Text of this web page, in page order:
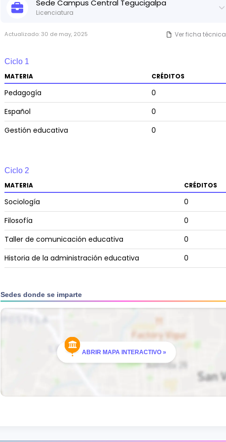
Sede Campus Central Tegucigalpa
Licenciatura
Actualizado: 30 de may, 2025 Ver ficha técnica
Ciclo 1
MATERIA
CRÉDITOS
Pedagogía
0
Español
0
Gestión educativa
0
Ciclo 2
MATERIA
CRÉDITOS
Sociología
0
Filosofía
0
Taller de comunicación educativa
0
Historia de la administración educativa
0
CRÉDITOS
Sociología de la educación
Sedes donde se imparte
ABRIR MAPA INTERACTIVO »